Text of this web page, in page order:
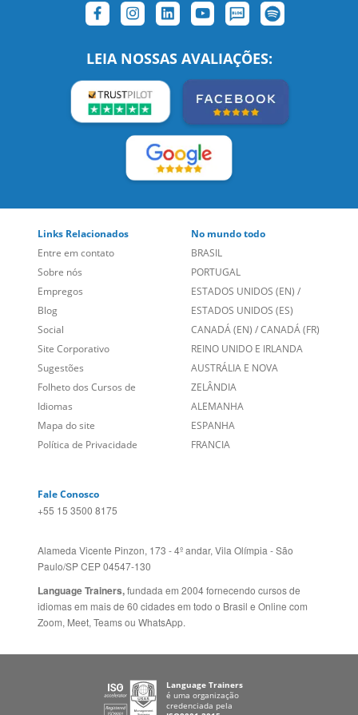
SIGA-NOS:
LEIA NOSSAS AVALIAÇÕES:
Links Relacionados
Entre em contato
Sobre nós
Empregos
Blog
Social
Site Corporativo
Sugestões
Folheto dos Cursos de
Idiomas
No mundo todo
BRASIL
PORTUGAL
ESTADOS UNIDOS (EN)/
ESTADOS UNIDOS (ES)
CANADÁ (EN) /CANADÁ (FR)
REINO UNIDO E IRLANDA
AUSTRÁLIA E NOVA
ZELÂNDIA
ALEMANHA
+55 15 3500 8175
Alameda Vicente Pinzon, 173 - 4º andar, Vila Olímpia - São
Paulo/SP CEP 04547-130
Language Trainers,fundada em 2004 fornecendo cursos de